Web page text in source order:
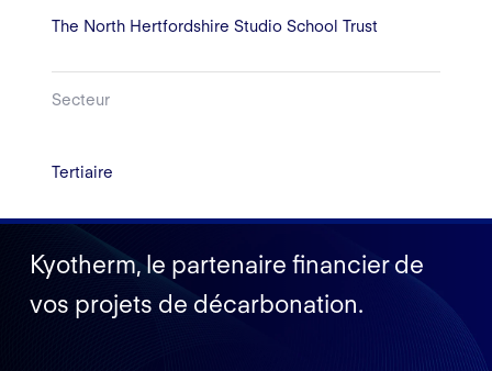
The North Hertfordshire Studio School Trust
Secteur
Tertiaire
Kyotherm, le partenaire financier de
vos projets de décarbonation.